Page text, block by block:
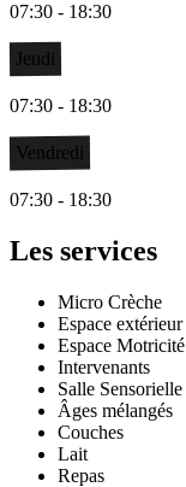
07:30 - 18:30
Jeudi
07:30 - 18:30
Vendredi
07:30 - 18:30
Les services
Micro Crèche
Espace extérieur
Espace Motricité
Intervenants
Salle Sensorielle
Âges mélangés
Couches
Lait
Repas